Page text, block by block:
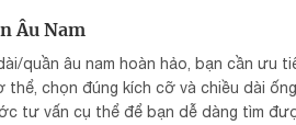
Âu Nam
quần âu nam hoàn hảo, bạn cần ưu
chọn đúng kích cỡ và chiều dài ống
tư vấn cụ thể để bạn dễ dàng tìm